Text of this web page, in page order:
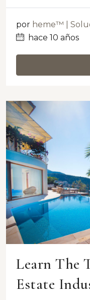
por heme™ |
hace 10 años
Learn The
Estate